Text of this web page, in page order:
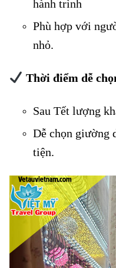
hành trình
Phù hợp với
nhỏ.
Thời điểm dễ
Sau Tết lượng
Dễ chọn giường
tiện.